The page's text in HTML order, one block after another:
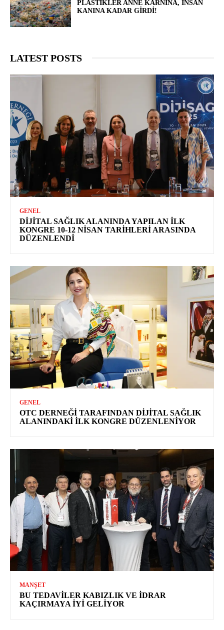
PLASTIKLER ANNE KARNINA, İNSAN
KANINA KADAR GIRDI!
LATEST POSTS
GENEL
DIJITAL SAĞLIK ALANINDA YAPILAN İLK
KONGRE 10-12 NISAN TARIHLERI ARASINDA
DÜZENLENDI
GENEL
OTC DERNEĞI TARAFINDAN DIJITAL SAĞLIK
ALANINDAKI İLK KONGRE DÜZENLENIYOR
MANŞET
BU TEDAVILER KABIZLIK VE İDRAR
KAÇIRMAYA İYI GELIYOR